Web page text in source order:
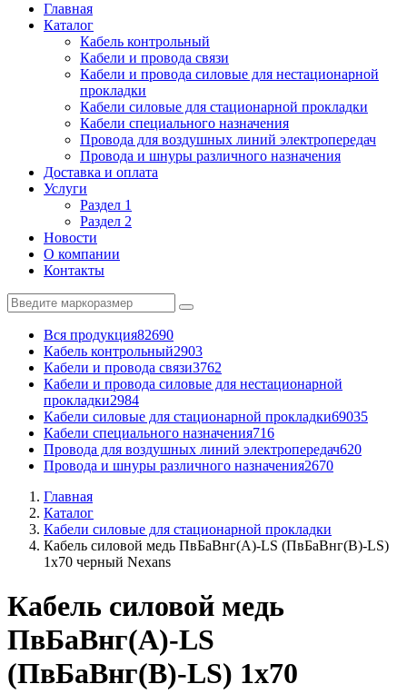
Главная
Каталог
Кабель контрольный
Кабели и провода связи
Кабели и провода силовые для нестационарной
прокладки
Кабели силовые для стационарной прокладки
Кабели специального назначения
Провода для воздушных линий электропередач
Провода и шнуры различного назначения
Доставка и оплата
Услуги
Раздел 1
Раздел 2
Новости
О компании
Контакты
Вся продукция82690
Кабель контрольный2903
Кабели и провода связи3762
Кабели и провода силовые для нестационарной
прокладки2984
Кабели силовые для стационарной прокладки69035
Кабели специального назначения716
Провода для воздушных линий электропередач620
Провода и шнуры различного назначения2670
Главная
Каталог
Кабели силовые для стационарной прокладки
Кабель силовой медь ПвБаВнг(A)-LS (ПвБаВнг(B)-LS)
1x70 черный Nexans
Кабель силовой медь
ПвБаВнг(A)-LS
(ПвБаВнг(B)-LS) 1x70